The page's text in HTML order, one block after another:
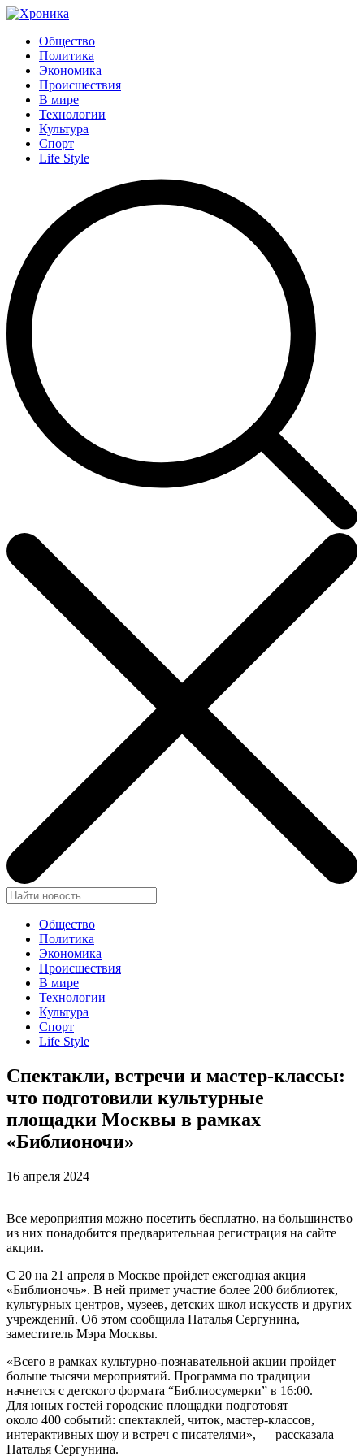
Общество
Политика
Экономика
Происшествия
В мире
Технологии
Культура
Спорт
Life Style
Общество
Политика
Экономика
Происшествия
В мире
Технологии
Культура
Спорт
Life Style
Спектакли, встречи и мастер-классы:
что подготовили культурные
площадки Москвы в рамках
«Библионочи»
16 апреля 2024
Все мероприятия можно посетить бесплатно, на большинство
из них понадобится предварительная регистрация на сайте
акции.
С 20 на 21 апреля в Москве пройдет ежегодная акция
«Библионочь». В ней примет участие более 200 библиотек,
культурных центров, музеев, детских школ искусств и других
учреждений. Об этом сообщила Наталья Сергунина,
заместитель Мэра Москвы.
«Всего в рамках культурно-познавательной акции пройдет
больше тысячи мероприятий. Программа по традиции
начнется с детского формата “Библиосумерки” в 16:00.
Для юных гостей городские площадки подготовят
около 400 событий: спектаклей, читок, мастер-классов,
интерактивных шоу и встреч с писателями», — рассказала
Наталья Сергунина.